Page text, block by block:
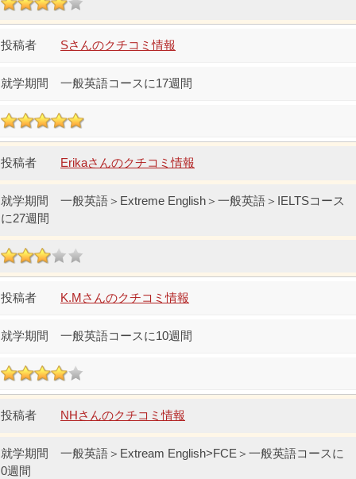
Sさんのクチコミ情報
一般英語コースに17週間
Erikaさんのクチコミ情報
一般英語＞Extreme English＞一般英語＞IELTSコース
に27週間
K.Mさんのクチコミ情報
一般英語コースに10週間
NHさんのクチコミ情報
一般英語＞Extream English>FCE＞一般英語コースに
0週間